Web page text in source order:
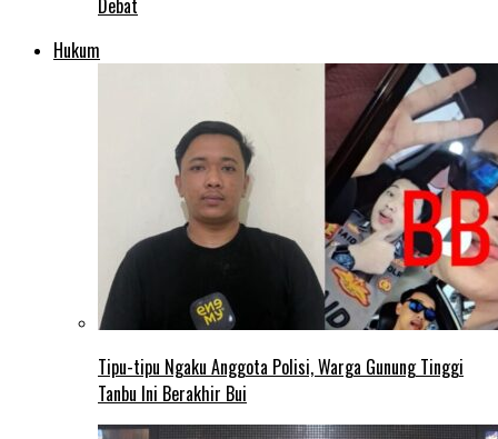
Debat
Hukum
Tipu-tipu Ngaku Anggota Polisi, Warga Gunung Tinggi
Tanbu Ini Berakhir Bui